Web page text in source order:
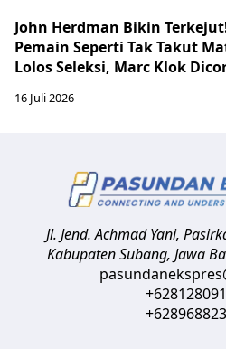
John Herdman Bikin
Pemain Seperti Tak Takut
Lolos Seleksi, Marc Klok
16 Juli 2026
Jl. Jend. Achmad Yani,
Kabupaten Subang, Jawa